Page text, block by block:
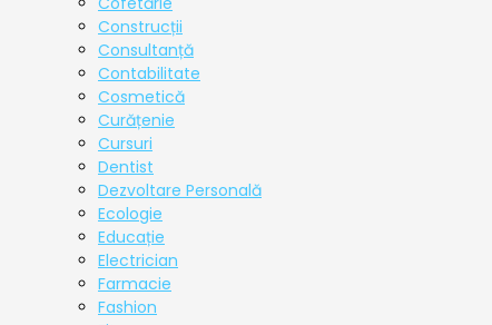
Construcții
Consultanță
Contabilitate
Cosmetică
Curățenie
Cursuri
Dentist
Dezvoltare Personală
Ecologie
Educație
Electrician
Farmacie
Fashion